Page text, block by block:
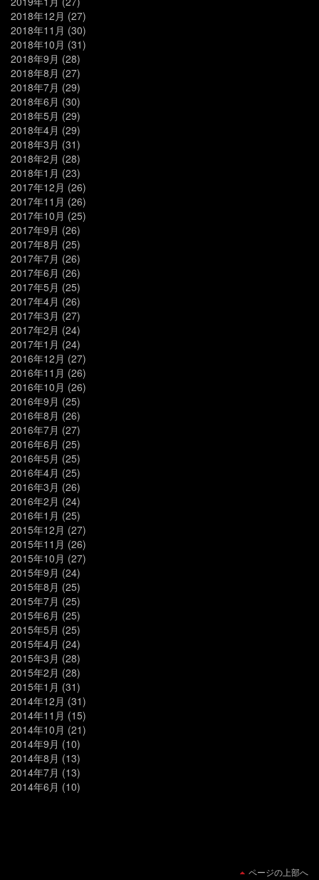
2018年12月 (27)
2018年11月 (30)
2018年10月 (31)
2018年9月 (28)
2018年8月 (27)
2018年7月 (29)
2018年6月 (30)
2018年5月 (29)
2018年4月 (29)
2018年3月 (31)
2018年2月 (28)
2018年1月 (23)
2017年12月 (26)
2017年11月 (26)
2017年10月 (25)
2017年9月 (26)
2017年8月 (25)
2017年7月 (26)
2017年6月 (26)
2017年5月 (25)
2017年4月 (26)
2017年3月 (27)
2017年2月 (24)
2017年1月 (24)
2016年12月 (27)
2016年11月 (26)
2016年10月 (26)
2016年9月 (25)
2016年8月 (26)
2016年7月 (27)
2016年6月 (25)
2016年5月 (25)
2016年4月 (25)
2016年3月 (26)
2016年2月 (24)
2016年1月 (25)
2015年12月 (27)
2015年11月 (26)
2015年10月 (27)
2015年9月 (24)
2015年8月 (25)
2015年7月 (25)
2015年6月 (25)
2015年5月 (25)
2015年4月 (24)
2015年3月 (28)
2015年2月 (28)
2015年1月 (31)
2014年12月 (31)
2014年11月 (15)
2014年10月 (21)
2014年9月 (10)
2014年8月 (13)
2014年7月 (13)
2014年6月 (10)
ページの上部へ